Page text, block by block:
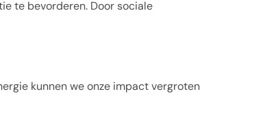
te bevorderen. Door sociale
kunnen we onze impact vergroten